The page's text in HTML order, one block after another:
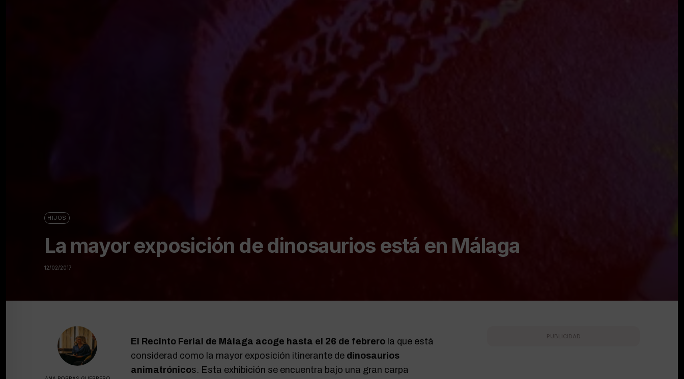
HIJOS
La mayor exposición de dinosaurios está en Málaga
12/02/2017
El Recinto Ferial de Málaga acoge hasta el 26 de febrero la que está
considerad como la mayor exposición itinerante de dinosaurios
animatrónicos. Esta exhibición se encuentra bajo una gran carpa
PUBLICIDAD